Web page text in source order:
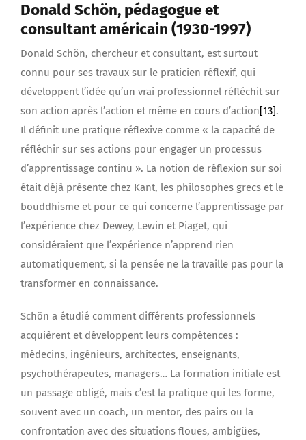
Donald Schön, pédagogue et
consultant américain (1930-1997)
Donald Schön, chercheur et consultant, est surtout
connu pour ses travaux sur le praticien réflexif, qui
développent l’idée qu’un vrai professionnel réfléchit sur
son action après l’action et même en cours d’action[13] .
Il définit une pratique réflexive comme « la capacité de
réfléchir sur ses actions pour engager un processus
d’apprentissage continu ». La notion de réflexion sur soi
était déjà présente chez Kant, les philosophes grecs et le
bouddhisme et pour ce qui concerne l’apprentissage par
l’expérience chez Dewey, Lewin et Piaget, qui
considéraient que l’expérience n’apprend rien
automatiquement, si la pensée ne la travaille pas pour la
transformer en connaissance.
Schön a étudié comment différents professionnels
acquièrent et développent leurs compétences :
médecins, ingénieurs, architectes, enseignants,
psychothérapeutes, managers… La formation initiale est
un passage obligé, mais c’est la pratique qui les forme,
souvent avec un coach, un mentor, des pairs ou la
confrontation avec des situations floues, ambigües,